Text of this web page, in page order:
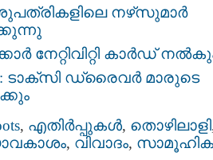
നഴ്‌സുമാർ
നേറ്റിവിറ്റി കാര്‍ഡ്
: ടാക്‌സി ഡ്രൈവര്‍ മാരുടെ
, എതിര്‍പ്പുകള്‍, തൊഴിലാളി
, വിവാദം,